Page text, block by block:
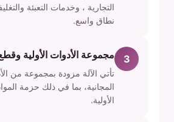
التجارية ، وخدمات التعبئة
نطاق واسع.
3 مجموعة الأدوات الأولية وقطع
تأتي الآلة مزودة بمجموعة من
المجانية، بما في ذلك حزمة
الأولية.